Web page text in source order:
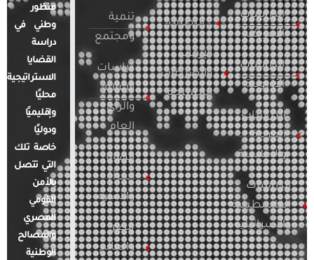
الدراسات
الأمريكية
الدراسات
الأوروبية
الدراسات
العربية
والإقليمية
الدراسات
الفلسطينية
والإسرائيلية
التطرف
الإرهاب
والصراعات
المسلحة
تنمية
ومجتمع
دراسات
الإعلام
والرأي
العام
قضايا
المرأة
والأسرة
مصر
والعالم
منظور
وطني في
دراسة
القضايا
الاستراتيجية
محليًا
وإقليميًا
ودوليًا
خاصة تلك
التي تتصل
بالأمن
القومي
المصري
والمصالح
الوطنية